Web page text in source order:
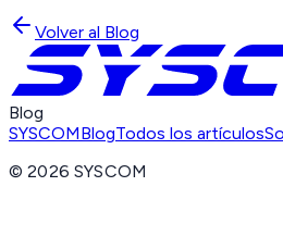
Volver al Blog
Blog
SYSCOMBlogTodos los artículos
©2026 SYSCOM